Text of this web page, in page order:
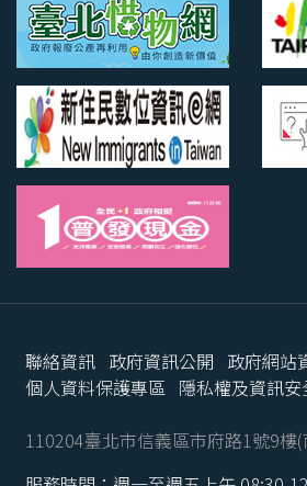
聯絡資訊 政府資訊公開 政府網站
個人資料保護專區 隱私權及資訊安
110204臺北市信義區市府路1號9樓(